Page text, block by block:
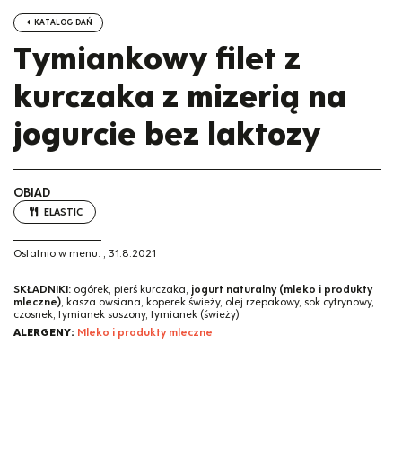
KATALOG DAŃ
Tymiankowy filet z
kurczaka z mizerią na
jogurcie bez laktozy
OBIAD
ELASTIC
Ostatnio w menu: , 31.8.2021
SKŁADNIKI: ogórek, pierś kurczaka, jogurt naturalny (mleko i produkty
mleczne), kasza owsiana, koperek świeży, olej rzepakowy, sok cytrynowy,
czosnek, tymianek suszony, tymianek (świeży)
ALERGENY: Mleko i produkty mleczne